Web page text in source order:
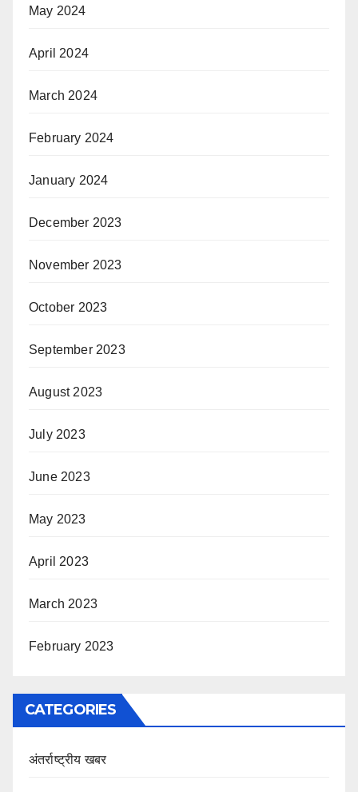
May 2024
April 2024
March 2024
February 2024
January 2024
December 2023
November 2023
October 2023
September 2023
August 2023
July 2023
June 2023
May 2023
April 2023
March 2023
February 2023
CATEGORIES
अंतर्राष्ट्रीय खबर